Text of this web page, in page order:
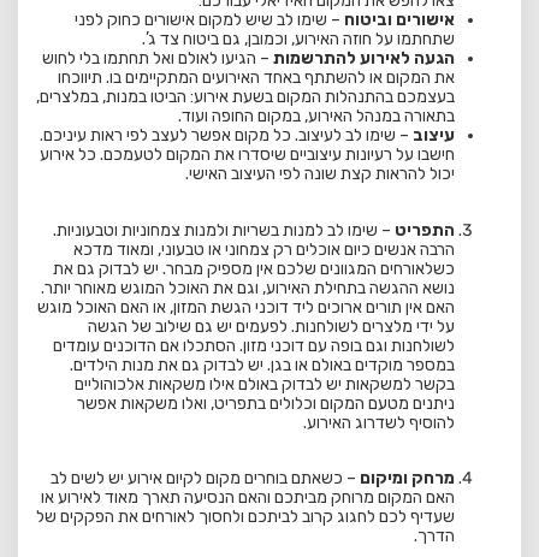
אישורים וביטוח – שימו לב שיש למקום אישורים כחוק לפני
שתחתמו על חוזה האירוע, וכמובן, גם ביטוח צד ג’.
הגעה לאירוע להתרשמות – הגיעו לאולם ואל תחתמו בלי לחוש
את המקום או להשתתף באחד האירועים המתקיימים בו. תיווכחו
בעצמכם בהתנהלות המקום בשעת אירוע: הביטו במנות, במלצרים,
בתאורה במנהל האירוע, במקום החופה ועוד.
עיצוב – שימו לב לעיצוב. כל מקום אפשר לעצב לפי ראות עיניכם.
חישבו על רעיונות עיצוביים שיסדרו את המקום לטעמכם. כל אירוע
יכול להראות קצת שונה לפי העיצוב האישי.
התפריט – שימו לב למנות בשריות ולמנות צמחוניות וטבעוניות.
הרבה אנשים כיום אוכלים רק צמחוני או טבעוני, ומאוד מדכא
כשלאורחים המגוונים שלכם אין מספיק מבחר. יש לבדוק גם את
נושא ההגשה בתחילת האירוע, וגם את האוכל המוגש מאוחר יותר.
האם אין תורים ארוכים ליד דוכני הגשת המזון, או האם האוכל מוגש
על ידי מלצרים לשולחנות. לפעמים יש גם שילוב של הגשה
לשולחנות וגם בופה עם דוכני מזון. הסתכלו אם הדוכנים עומדים
במספר מוקדים באולם או בגן. יש לבדוק גם את מנות הילדים.
בקשר למשקאות יש לבדוק באולם אילו משקאות אלכוהוליים
ניתנים מטעם המקום וכלולים בתפריט, ואלו משקאות אפשר
להוסיף לשדרוג האירוע.
מרחק ומיקום – כשאתם בוחרים מקום לקיום אירוע יש לשים לב
האם המקום מרוחק מביתכם והאם הנסיעה תארך מאוד לאירוע או
שעדיף לכם לחגוג קרוב לביתכם ולחסוך לאורחים את הפקקים של
הדרך.